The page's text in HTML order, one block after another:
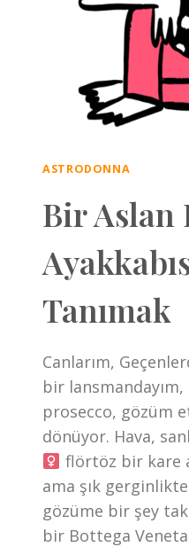
ASTRODONNA
Bir Aslan
Tanımak
Canlarım,
bir
prosecco, gözüm
dönüyor. Hava,
flörtöz bir kare
ama şık
gözüme bir şey
bir Bottega